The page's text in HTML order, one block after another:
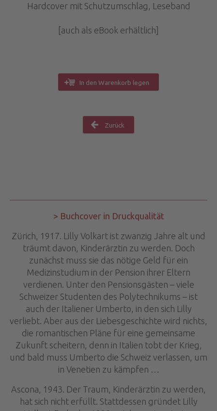
Hardcover mit Schutzumschlag, Leseband
[auch als eBook erhältlich]
In den Warenkorb legen
Zurück
> Buchcover in Druckqualität
Zürich, 1917. Lilly Volkart ist zwanzig Jahre alt und
träumt davon, Kinderärztin zu werden. Doch
zunächst muss sie das nötige Geld für ein
Medizinstudium in der Pension ihrer Eltern
verdienen. Unter den Pensionsgästen – viele
Schweizer Studenten des Polytechnikums – ist
auch der Italiener Umberto, in den sich Lilly
verliebt. Aber aus der Liebesgeschichte wird nichts,
die romantischen Pläne für eine gemeinsame
Zukunft scheitern, denn in Italien tobt der Krieg,
und bald muss Umberto die Schweiz verlassen, um
in Venetien zu kämpfen …
Ascona, 1943. Der Traum, Kinderärztin zu werden,
hat sich nicht erfüllt. Stattdessen gründet Lilly